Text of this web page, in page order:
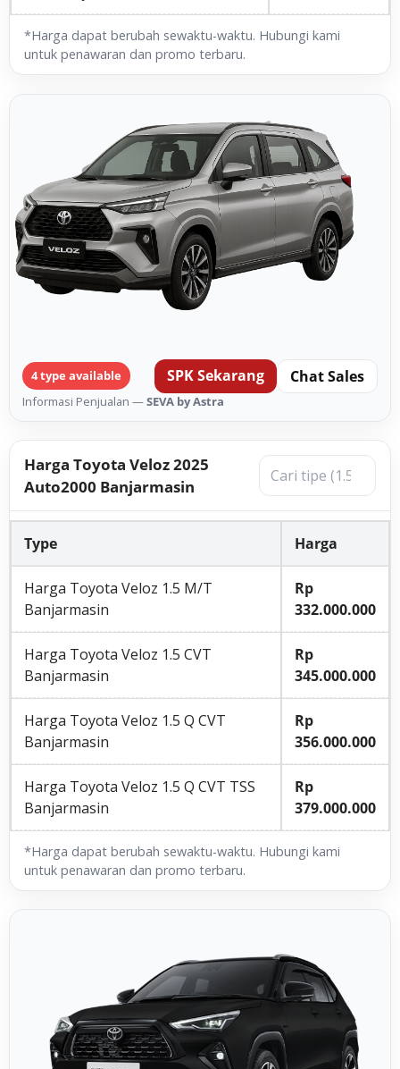
*Harga dapat berubah sewaktu-waktu. Hubungi kami
untuk penawaran dan promo terbaru.
4 type available SPK Sekarang Chat Sales
Informasi Penjualan —SEVA by Astra
Harga Toyota Veloz 2025
Auto2000 Banjarmasin
Type Harga
Harga Toyota Veloz 1.5 M/T
Banjarmasin
Rp
332.000.000
Harga Toyota Veloz 1.5 CVT
Banjarmasin
Rp
345.000.000
Harga Toyota Veloz 1.5 Q CVT
Banjarmasin
Rp
356.000.000
Harga Toyota Veloz 1.5 Q CVT TSS
Banjarmasin
Rp
379.000.000
*Harga dapat berubah sewaktu-waktu. Hubungi kami
untuk penawaran dan promo terbaru.